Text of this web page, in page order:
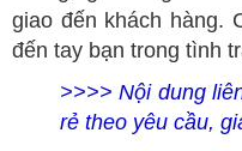
giao đến khách hàng.
đến tay bạn trong tình
>>>> Nội dung
rẻ theo yêu cầu,